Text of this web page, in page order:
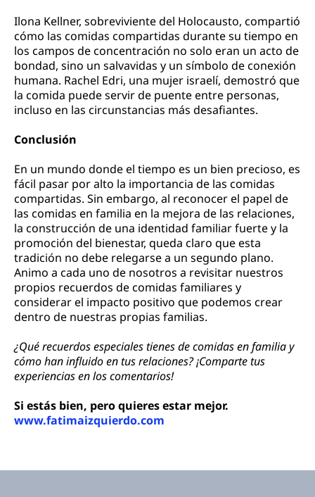
Ilona Kellner, sobreviviente del Holocausto, compartió
cómo las comidas compartidas durante su tiempo en
los campos de concentración no solo eran un acto de
bondad, sino un salvavidas y un símbolo de conexión
humana. Rachel Edri, una mujer israelí, demostró que
la comida puede servir de puente entre personas,
incluso en las circunstancias más desafiantes.
Conclusión
En un mundo donde el tiempo es un bien precioso, es
fácil pasar por alto la importancia de las comidas
compartidas. Sin embargo, al reconocer el papel de
las comidas en familia en la mejora de las relaciones,
la construcción de una identidad familiar fuerte y la
promoción del bienestar, queda claro que esta
tradición no debe relegarse a un segundo plano.
Animo a cada uno de nosotros a revisitar nuestros
propios recuerdos de comidas familiares y
considerar el impacto positivo que podemos crear
dentro de nuestras propias familias.
¿Qué recuerdos especiales tienes de comidas en familia y
cómo han influido en tus relaciones? ¡Comparte tus
experiencias en los comentarios!
Si estás bien, pero quieres estar mejor.
www.fatimaizquierdo.com